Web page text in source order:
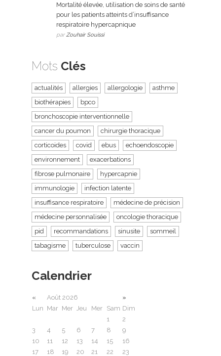
Mortalité élevée, utilisation de soins de santé
pour les patients atteints d’insuffisance
respiratoire hypercapnique
parZouhair Souissi
Mots Clés
actualités allergies allergologie
asthme
biothérapies
bpco
bronchoscopie interventionnelle
cancer du poumon
chirurgie thoracique
corticoides
covid ebus
echoendoscopie
environnement
exacerbations
fibrose pulmonaire
hypercapnie
immunologie
infection latente
insuffisance respiratoire
médecine de précision
médecine personnalisée
oncologie thoracique
pid
recommandations sinusite
sommeil
tabagisme
tuberculose vaccin
Calendrier
« Août 2026
»
Lun Mar Mer Jeu Mer Sam Dim
1
2
3
4 5 6 7 8
9
10
11 12 13 14 15
16
17
18 19 20 21 22
23